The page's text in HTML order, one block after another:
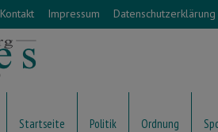
Kontakt Impressum Datenschutzerklärung
Startseite Politik Ordnung